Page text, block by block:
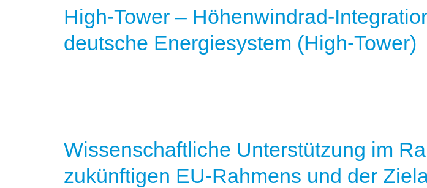
High-Tower – Höhenwindrad-
deutsche Energiesystem (High-Tower)
Wissenschaftliche Unterstützung im
zukünftigen EU-Rahmens und der